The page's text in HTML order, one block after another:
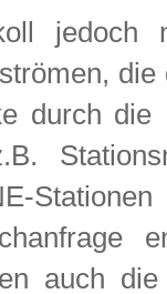
jedoch
durch die
auch